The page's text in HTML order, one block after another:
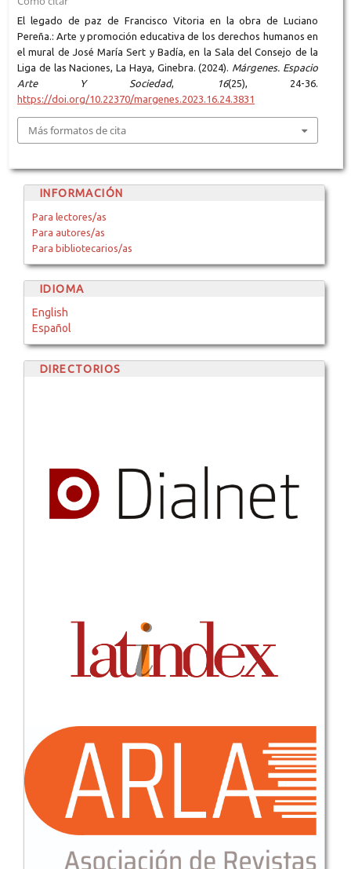
El legado de paz de Francisco Vitoria en la obra de Luciano
Pereña.: Arte y promoción educativa de los derechos humanos en
el mural de José María Sert y Badía, en la Sala del Consejo de la
Liga de las Naciones, La Haya, Ginebra. (2024). Márgenes. Espacio
Arte Y Sociedad, 16(25), 24-36.
https://doi.org/10.22370/margenes.2023.16.24.3831
Más formatos de cita
INFORMACIÓN
Para lectores/as
Para autores/as
Para bibliotecarios/as
IDIOMA
English
Español
DIRECTORIOS